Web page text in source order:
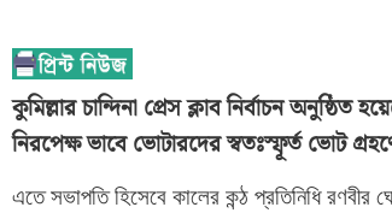
কুমিল্লার চান্দিনা প্রেস ক্লাব নির্বাচন
নিরপেক্ষ ভাবে ভোটারদের স্বতঃস্ফূর্ত ভোট
এতে সভাপতি হিসেবে কালের কন্ঠ প্রতিনিধি রণবীর